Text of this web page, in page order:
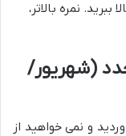
نمره بالاتر،
(شهریور/
و نمی خواهید از